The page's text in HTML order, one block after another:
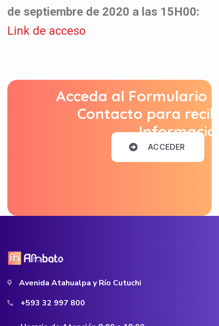
de septiembre de 2020 a las 15H00:
Link de acceso
Acceda al Formulario
Contacto para
ACCEDER
Avenida Atahualpa y Río Cutuchi
+593 32 997 800